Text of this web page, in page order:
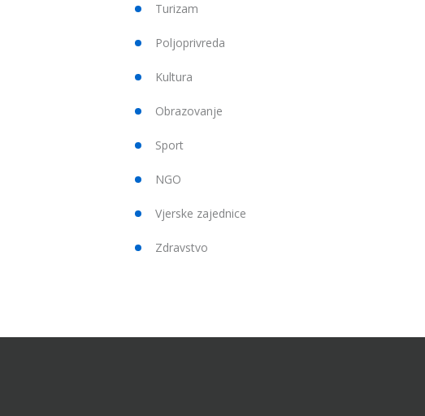
Turizam
Poljoprivreda
Kultura
Obrazovanje
Sport
NGO
Vjerske zajednice
Zdravstvo